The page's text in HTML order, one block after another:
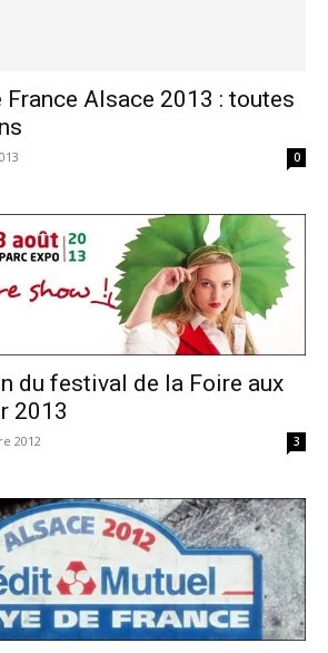
France Alsace 2013 : toutes
0
du festival de la Foire aux
2013
2012 3